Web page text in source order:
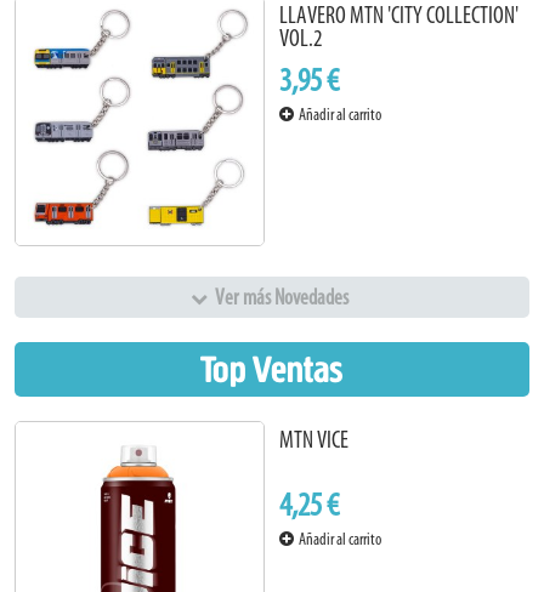
LLAVERO MTN 'CITY COLLECTION'
VOL.2
3,95 €
Añadir al carrito
Ver más Novedades
Top Ventas
MTN VICE
4,25 €
Añadir al carrito